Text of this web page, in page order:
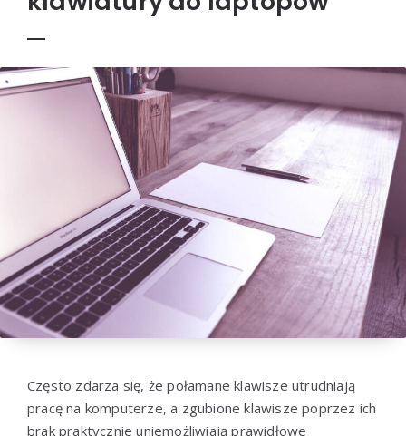
Często zdarza się, że połamane klawisze utrudniają
pracę na komputerze, a zgubione klawisze poprzez ich
brak praktycznie uniemożliwiają prawidłowe